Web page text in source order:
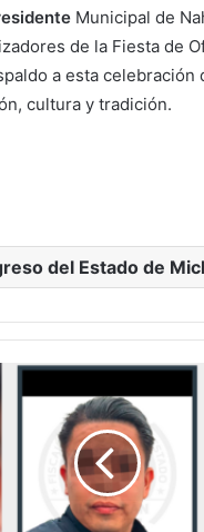
Municipal de
de la Fiesta de
a esta celebración
cultura y tradición.
del Estado de